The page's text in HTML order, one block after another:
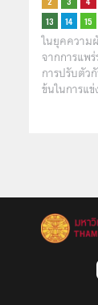
ในยุคความ
จากการแพ
การปรับตัว
ข้นในการแ